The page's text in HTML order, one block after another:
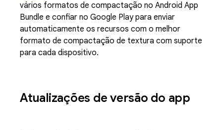
vários formatos de compactação no Android App
Bundle e confiar no Google Play para enviar
automaticamente os recursos com o melhor
formato de compactação de textura com suporte
para cada dispositivo.
Atualizações de versão do app